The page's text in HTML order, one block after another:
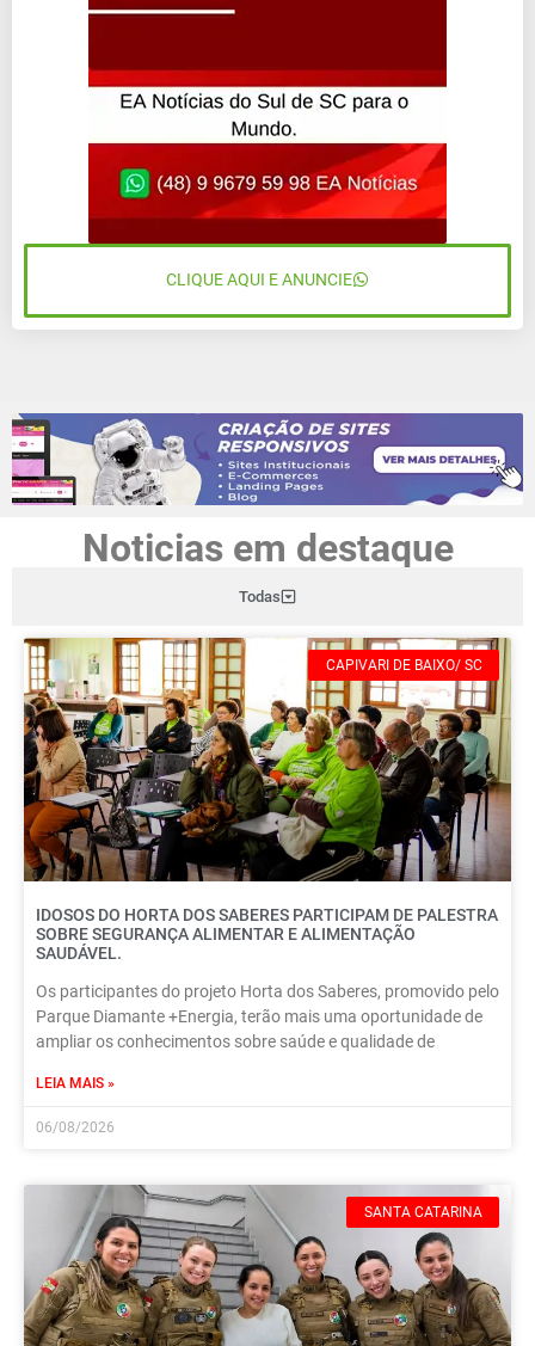
CLIQUE AQUI E ANUNCIE
Noticias em destaque
Todas
CAPIVARI DE BAIXO/ SC
IDOSOS DO HORTA DOS SABERES PARTICIPAM DE PALESTRA
SOBRE SEGURANÇA ALIMENTAR E ALIMENTAÇÃO
SAUDÁVEL.
Os participantes do projeto Horta dos Saberes, promovido pelo
Parque Diamante +Energia, terão mais uma oportunidade de
ampliar os conhecimentos sobre saúde e qualidade de
LEIA MAIS »
06/08/2026
SANTA CATARINA